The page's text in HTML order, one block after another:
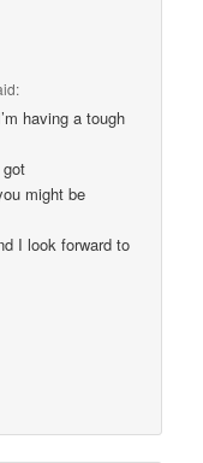
having a tough
might be
I look forward to